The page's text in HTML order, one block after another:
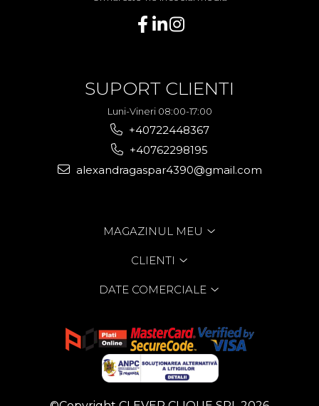
SUPORT CLIENTI
Luni-Vineri 08:00-17:00
+40722448367
+40762298195
alexandragaspar4390@gmail.com
MAGAZINUL MEU
CLIENTI
DATE COMERCIALE